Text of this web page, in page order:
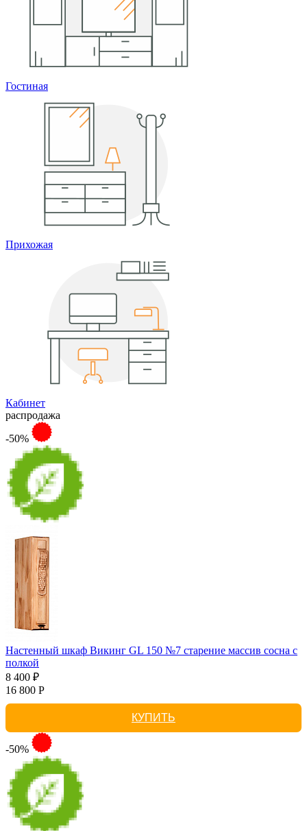
Гостиная
Прихожая
Кабинет
распродажа
-50%
Настенный шкаф Викинг GL 150 №7 старение массив сосна с
полкой
8 400 ₽
16 800 Р
КУПИТЬ
-50%